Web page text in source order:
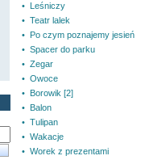
• Leśniczy
• Teatr lalek
• Po czym poznajemy jesień
• Spacer do parku
• Zegar
• Owoce
• Borowik [2]
• Balon
• Tulipan
• Wakacje
• Worek z prezentami